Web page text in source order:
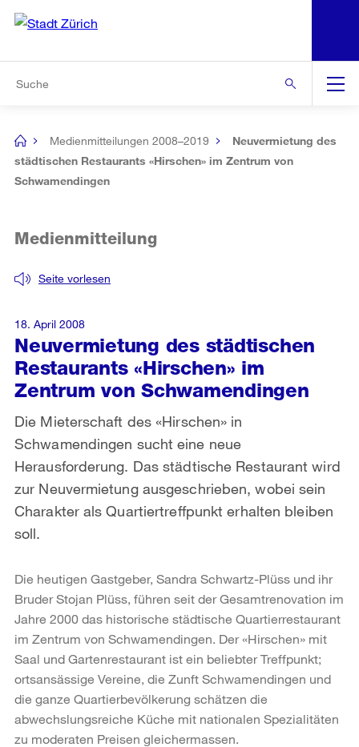
Navigation
[no
title]
Medienmitteilungen 2008–2019
Neuvermietung des
städtischen Restaurants «Hirschen» im Zentrum von
Schwamendingen
Neuvermietung des städtischen
Restaurants «Hirschen» im
Zentrum von Schwamendingen
Seite vorlesen
Medienmitteilung
Die Mieterschaft des «Hirschen» in
Schwamendingen sucht eine neue
Herausforderung. Das städtische Restaurant wird
zur Neuvermietung ausgeschrieben, wobei sein
Charakter als Quartiertreffpunkt erhalten bleiben
soll.
18. April 2008
Die heutigen Gastgeber, Sandra Schwartz-Plüss und ihr
Bruder Stojan Plüss, führen seit der Gesamtrenovation im
Jahre 2000 das historische städtische Quartierrestaurant
im Zentrum von Schwamendingen. Der «Hirschen» mit
Saal und Gartenrestaurant ist ein beliebter Treffpunkt;
ortsansässige Vereine, die Zunft Schwamendingen und
die ganze Quartierbevölkerung schätzen die
abwechslungsreiche Küche mit nationalen Spezialitäten
zu moderaten Preisen gleichermassen.